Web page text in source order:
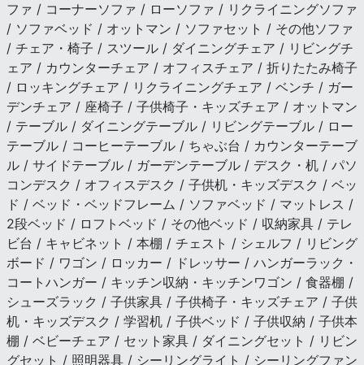
ファ / コーナーソファ / ローソファ / リクライニングソファ
/ ソファベッド / オットマン / ソファセット / その他ソファ
/ チェア・椅子 / スツール / ダイニングチェア / リビングチ
ェア / カウンターチェア / オフィスチェア / 折りたたみ椅子
/ ロッキングチェア / リクライニングチェア / ベンチ / ガー
デンチェア / 座椅子 / 子供椅子・キッズチェア / オットマン
/ テーブル / ダイニングテーブル / リビングテーブル / ロー
テーブル / コーヒーテーブル / ちゃぶ台 / カウンターテーブ
ル / サイドテーブル / ガーデンテーブル / デスク・机 / パソ
コンデスク / オフィスデスク / 子供机・キッズデスク / ベッ
ド / ベッド・ベッドフレーム / ソファベッド / マットレス /
2段ベッド / ロフトベッド / その他ベッド / 収納家具 / テレ
ビ台 / キャビネット / 本棚 / チェスト / シェルフ / リビング
ボード / ワゴン / ロッカー / ドレッサー / ハンガーラック・
コートハンガー / キッチン収納・キッチンワゴン / 食器棚 /
シューズラック / 子供家具 / 子供椅子・キッズチェア / 子供
机・キッズデスク / 学習机 / 子供ベッド / 子供収納 / 子供本
棚 / ベビーチェア / セット家具 / ダイニングセット / リビン
グセット / 照明器具 / シーリングライト / シーリングファン